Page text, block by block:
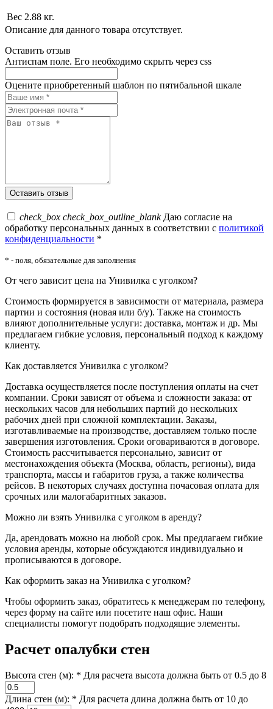
Вес 2.88 кг.
Описание для данного товара отсутствует.
Оставить отзыв
Антиспам поле. Его необходимо скрыть через css
Оцените приобретенный шаблон по пятибальной шкале
check_box check_box_outline_blankДаю согласие на
обработку персональных данных в соответствии с политикой
конфиденциальности *
* - поля, обязательные для заполнения
От чего зависит цена на Унивилка с уголком?
Стоимость формируется в зависимости от материала, размера
партии и состояния (новая или б/у). Также на стоимость
влияют дополнительные услуги: доставка, монтаж и др. Мы
предлагаем гибкие условия, персональный подход к каждому
клиенту.
Как доставляется Унивилка с уголком?
Доставка осуществляется после поступления оплаты на счет
компании. Сроки зависят от объема и сложности заказа: от
нескольких часов для небольших партий до нескольких
рабочих дней при сложной комплектации. Заказы,
изготавливаемые на производстве, доставляем только после
завершения изготовления. Сроки оговариваются в договоре.
Стоимость рассчитывается персонально, зависит от
местонахождения объекта (Москва, область, регионы), вида
транспорта, массы и габаритов груза, а также количества
рейсов. В некоторых случаях доступна почасовая оплата для
срочных или малогабаритных заказов.
Можно ли взять Унивилка с уголком в аренду?
Да, арендовать можно на любой срок. Мы предлагаем гибкие
условия аренды, которые обсуждаются индивидуально и
прописываются в договоре.
Как оформить заказ на Унивилка с уголком?
Чтобы оформить заказ, обратитесь к менеджерам по телефону,
через форму на сайте или посетите наш офис. Наши
специалисты помогут подобрать подходящие элементы.
Расчет опалубки стен
Высота стен (м): * Для расчета высота должна быть от 0.5 до 8
Длина стен (м): * Для расчета длина должна быть от 10 до